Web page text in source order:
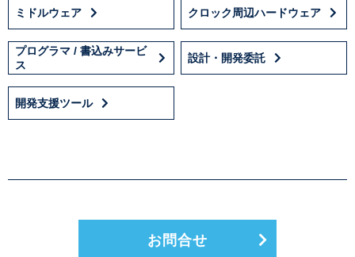
ミドルウェア クロック周辺ハードウェア
プログラマ / 書込みサービ
ス
設計・開発委託
開発支援ツール
お問合せ